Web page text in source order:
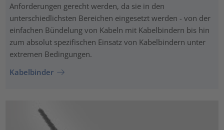
Anforderungen gerecht werden, da sie in den
unterschiedlichsten Bereichen eingesetzt werden - von der
einfachen Bündelung von Kabeln mit Kabelbindern bis hin
zum absolut spezifischen Einsatz von Kabelbindern unter
extremen Bedingungen.
Kabelbinder